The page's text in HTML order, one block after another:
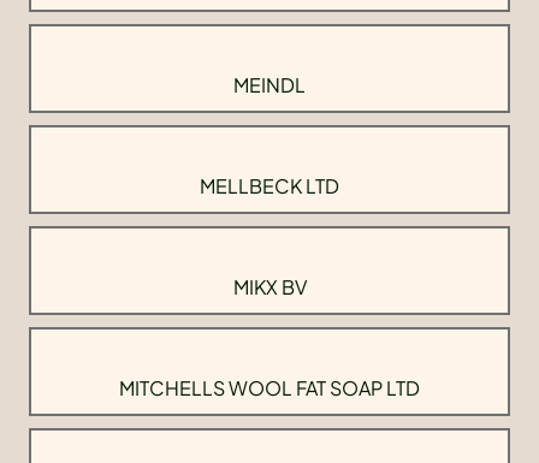
MEINDL
MELLBECK LTD
MIKX BV
MITCHELLS WOOL FAT SOAP LTD